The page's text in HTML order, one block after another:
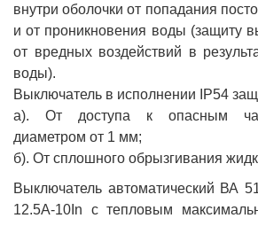
внутри оболочки от попадания
и от проникновения воды (защиту
от вредных воздействий в
воды).
Выключатель в исполнении IP54
а). От доступа к опасным
диаметром от 1 мм;
б). От сплошного обрызгивания
Выключатель автоматический ВА
12.5А-10In с тепловым